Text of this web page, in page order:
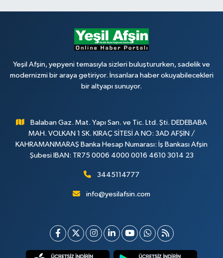
Yeşil Afşin, yepyeni temasıyla sizleri buluştururken, sadelik ve
modernizmi bir araya getiriyor. İnsanlara haber okuyabilecekleri
bir altyapı sunuyor.
Balaban Gaz. Mat. Yapı San. ve Tic. Ltd. Şti. DEDEBABA
MAH. VOLKAN 1 SK. KIRAÇ SİTESİ A NO: 3AD AFŞİN /
KAHRAMANMARAŞ Banka Hesap Numarası: İş Bankası Afşin
Şubesi IBAN: TR75 0006 4000 0016 4610 3014 23
3445114777
info@yesilafsin.com